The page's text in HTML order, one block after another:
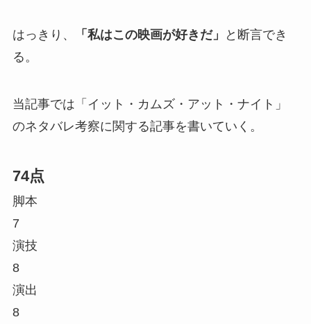
はっきり、 「私はこの映画が好きだ」
と断言でき
る。
当記事では「イット・カムズ・アット・ナイト」
のネタバレ考察に関する記事を書いていく。
74点
脚本
7
演技
8
演出
8